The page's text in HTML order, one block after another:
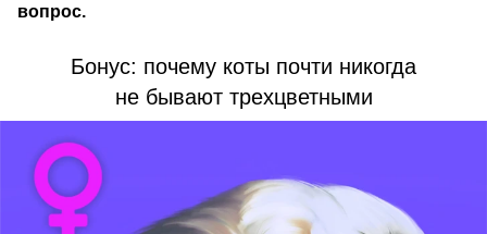
вопрос.
Бонус: почему коты почти никогда
не бывают трехцветными